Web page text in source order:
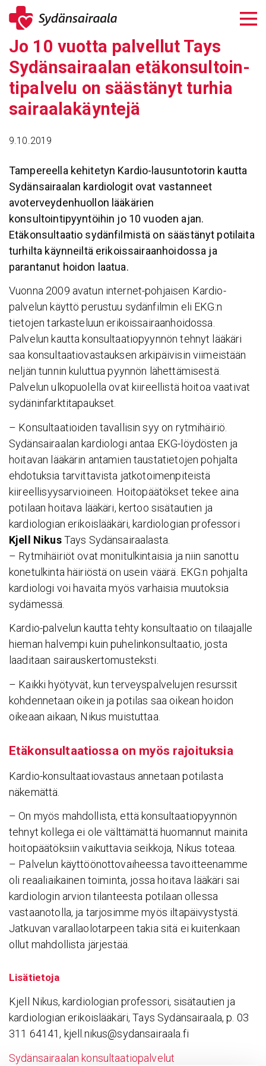
Siirry
sisältöön
Jo 10 vuotta palvellut Tays
Sydän­sai­raalan etäkon­sul­toin­
ti­pal­velu on sääs­tänyt turhia
sairaa­la­käyn­tejä
9.10.2019
Tampereella kehitetyn Kardio-lausuntotorin kautta
Sydänsairaalan kardiologit ovat vastanneet
avoterveydenhuollon lääkärien
konsultointipyyntöihin jo 10 vuoden ajan.
Etäkonsultaatio sydänfilmistä on säästänyt potilaita
turhilta käynneiltä erikoissairaanhoidossa ja
parantanut hoidon laatua.
Vuonna 2009 avatun internet-pohjaisen Kardio-
palvelun käyttö perustuu sydänfilmin eli EKG:n
tietojen tarkasteluun erikoissairaanhoidossa.
Palvelun kautta konsultaatiopyynnön tehnyt lääkäri
saa konsultaatiovastauksen arkipäivisin viimeistään
neljän tunnin kuluttua pyynnön lähettämisestä.
Palvelun ulkopuolella ovat kiireellistä hoitoa vaativat
sydäninfarktitapaukset.
– Konsultaatioiden tavallisin syy on rytmihäiriö.
Sydänsairaalan kardiologi antaa EKG-löydösten ja
hoitavan lääkärin antamien taustatietojen pohjalta
ehdotuksia tarvittavista jatkotoimenpiteistä
kiireellisyysarvioineen. Hoitopäätökset tekee aina
potilaan hoitava lääkäri, kertoo sisätautien ja
kardiologian erikoislääkäri, kardiologian professori
Kjell NikusTays Sydänsairaalasta.
– Rytmihäiriöt ovat monitulkintaisia ja niin sanottu
konetulkinta häiriöstä on usein väärä. EKG:n pohjalta
kardiologi voi havaita myös varhaisia muutoksia
sydämessä.
Kardio-palvelun kautta tehty konsultaatio on tilaajalle
hieman halvempi kuin puhelinkonsultaatio, josta
laaditaan sairauskertomusteksti.
– Kaikki hyötyvät, kun terveyspalvelujen resurssit
kohdennetaan oikein ja potilas saa oikean hoidon
oikeaan aikaan, Nikus muistuttaa.
Etäkon­sul­taa­tiossa on myös rajoi­tuksia
Kardio-konsultaatiovastaus annetaan potilasta
näkemättä.
– On myös mahdollista, että konsultaatiopyynnön
tehnyt kollega ei ole välttämättä huomannut mainita
hoitopäätöksiin vaikuttavia seikkoja, Nikus toteaa.
– Palvelun käyttöönottovaiheessa tavoitteenamme
oli reaaliaikainen toiminta, jossa hoitava lääkäri sai
kardiologin arvion tilanteesta potilaan ollessa
vastaanotolla, ja tarjosimme myös iltapäivystystä.
Jatkuvan varallaolotarpeen takia sitä ei kuitenkaan
ollut mahdollista järjestää.
Lisätietoja
Kjell Nikus, kardiologian professori, sisätautien ja
kardiologian erikoislääkäri, Tays Sydänsairaala, p. 03
311 64141, kjell.nikus@sydansairaala.fi
Sydänsairaalan konsultaatiopalvelut